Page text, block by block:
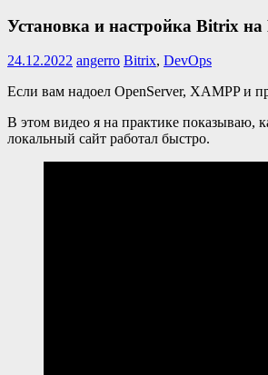
Установка и настройка Bitrix на
24.12.2022 angerro Bitrix, DevOps
Если вам надоел OpenServer, XAMPP и
В этом видео я на практике показываю,
локальный сайт работал быстро.